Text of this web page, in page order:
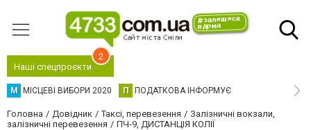
Наші спецпроєкти
2
М МІСЦЕВІ ВИБОРИ 2020 П ПОДАТКОВА ІНФОРМУЄ
Головна Довідник Таксі, перевезення
Залізничні вокзали,
залізничні перевезення
ПЧ-9, ДИСТАНЦІЯ КОЛІЇ